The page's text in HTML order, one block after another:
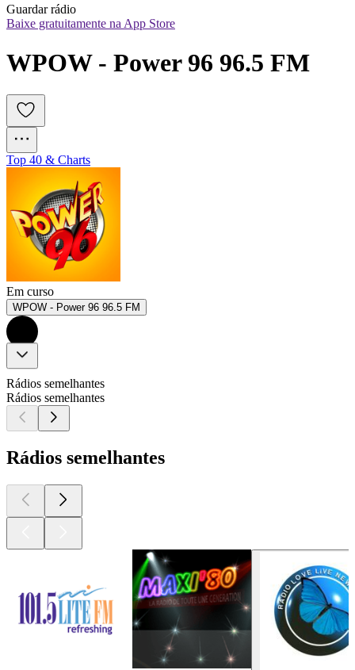
Guardar rádio
Baixe gratuitamente na App Store
WPOW - Power 96 96.5 FM
Top 40 & Charts
Em curso
WPOW - Power 96 96.5 FM
Rádios semelhantes
Rádios semelhantes
Rádios semelhantes